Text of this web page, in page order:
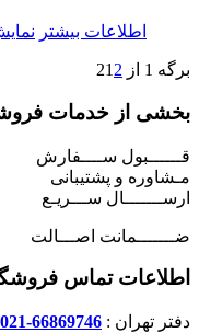
اطلاعات بیشتر
برگه 1 از 2 1 2
بخشی از خدمات
قــــــبول ســــفارش
مـشاوره و پشتیبانی
ارســـــــال ســـریـع
ضـــــــمانت اصـــالت
اطلاعات تماس
دفتر تهران : 66869746-021